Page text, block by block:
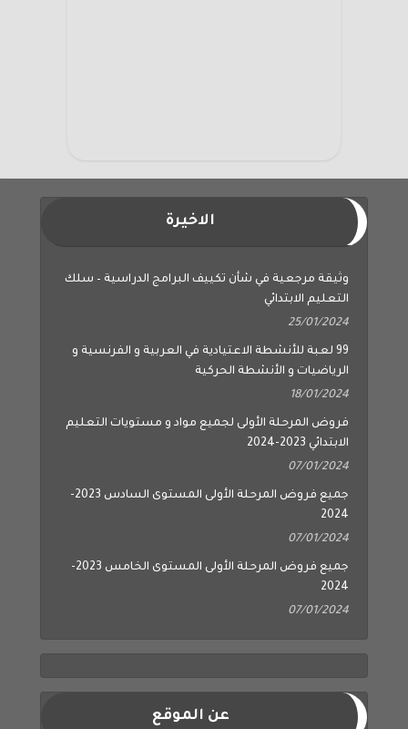
الاخيرة
وثيقة مرجعية في شأن تكييف البرامج الدراسية – سلك
التعليم الابتدائي
25/01/2024
99 لعبة للأنشطة الاعتيادية في العربية و الفرنسية و
الرياضيات و الأنشطة الحركية
18/01/2024
فروض المرحلة الأولى لجميع مواد و مستويات التعليم
الابتدائي 2023-2024
07/01/2024
جميع فروض المرحلة الأولى المستوى السادس 2023-
2024
07/01/2024
جميع فروض المرحلة الأولى المستوى الخامس 2023-
2024
07/01/2024
عن الموقع